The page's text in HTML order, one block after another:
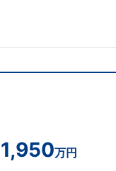
1,950万円